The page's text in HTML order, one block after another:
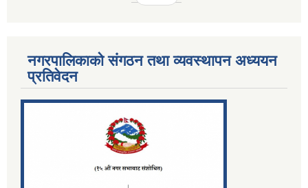
नगरपालिकाको संगठन तथा व्यवस्थापन अध्ययन
प्रतिवेदन